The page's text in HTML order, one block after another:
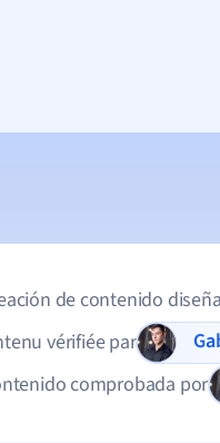
de contenido
vérifiée par
comprobada por